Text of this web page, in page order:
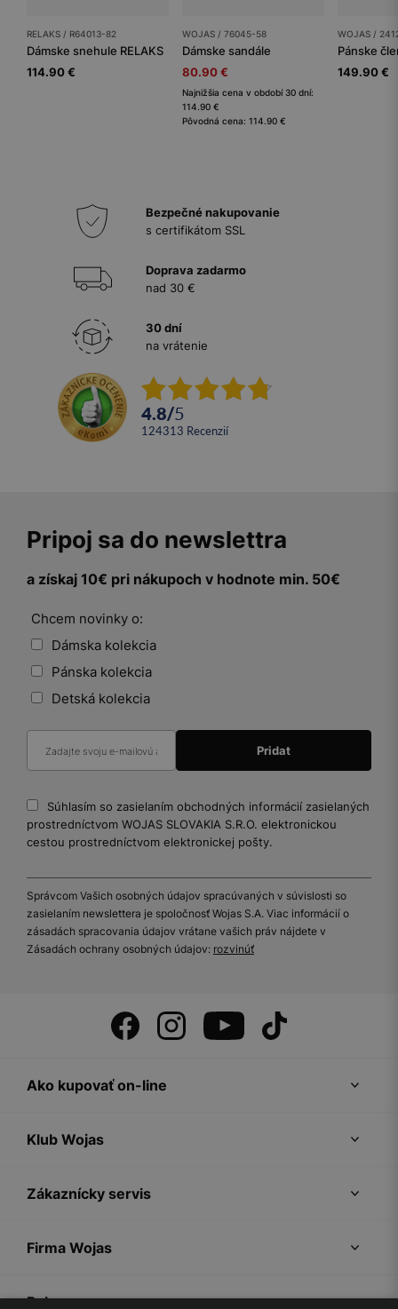
RELAKS / R64013-82
Dámske snehule RELAKS
114.90 €
WOJAS / 76045-58
Dámske sandále
80.90 €
Najnižšia cena v období 30 dní:
114.90 €
Pôvodná cena: 114.90 €
WOJAS /
Pánske
149.90 €
Bezpečné nakupovanie
s certifikátom SSL
Doprava zadarmo
nad 30 €
30 dní
na vrátenie
4.8/5
124313 recenzií
Pripoj sa do newslettra
a získaj 10€ pri nákupoch v hodnote min. 50€
Chcem novinky o:
Dámska kolekcia
Pánska kolekcia
Detská kolekcia
Súhlasím so zasielaním obchodných informácií zasielaných
prostredníctvom WOJAS SLOVAKIA S.R.O. elektronickou
cestou prostredníctvom elektronickej pošty.
Správcom Vašich osobných údajov spracúvaných v súvislosti so
zasielaním newslettera je spoločnosť Wojas S.A. Viac informácií o
zásadách spracovania údajov vrátane vašich práv nájdete v
Zásadách ochrany osobných údajov: rozvinúť
Ako kupovať on-line
Klub Wojas
Zákaznícky servis
Firma Wojas
Pokyny